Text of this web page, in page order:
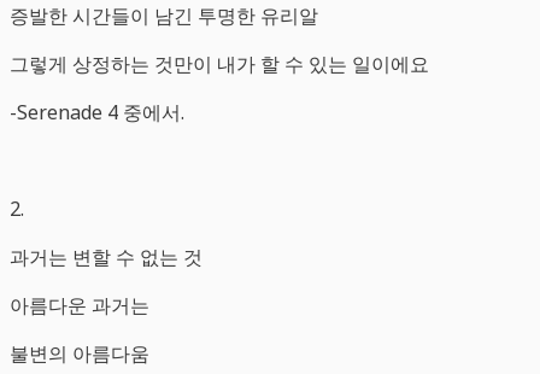
증발한 시간들이 남긴 투명한 유리알
그렇게 상정하는 것만이 내가 할 수 있는 일이에요
-Serenade 4 중에서.
2.
과거는 변할 수 없는 것
아름다운 과거는
불변의 아름다움